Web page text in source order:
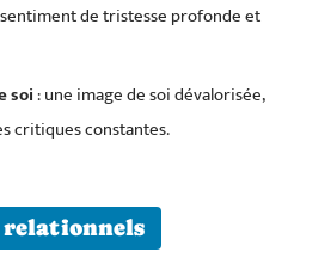
de tristesse profonde et
soi: une image de soi dévalorisée,
critiques constantes.
relationnels